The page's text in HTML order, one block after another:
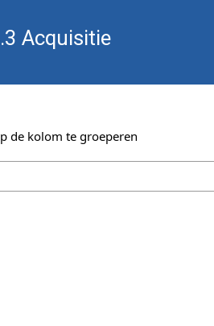
Acquisitie
de kolom te groeperen